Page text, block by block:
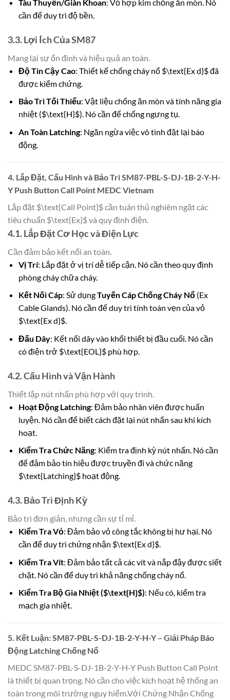
Tàu Thuyền/Giàn Khoan: Vỏ hợp kim chống ăn mòn. Nó
cần để duy trì độ bền.
3.3. Lợi Ích Của SM87
Mang lại sự ổn định và hiệu quả an toàn.
Độ Tin Cậy Cao: Thiết kế chống cháy nổ $\text{Ex d}$ đã
được kiểm chứng.
Bảo Trì Tối Thiểu: Vật liệu chống ăn mòn và tính năng gia
nhiệt ($\text{H}$). Nó cần để chống ngưng tụ.
An Toàn Latching: Ngăn ngừa việc vô tình đặt lại báo
động.
4. Lắp Đặt, Cấu Hình và Bảo Trì SM87-PBL-S-DJ-1B-2-Y-H-
Y Push Button Call Point MEDC Vietnam
Lắp đặt $\text{Call Point}$ cần tuân thủ nghiêm ngặt các
tiêu chuẩn $\text{Ex}$ và quy định điện.
4.1. Lắp Đặt Cơ Học và Điện Lực
Cần đảm bảo kết nối an toàn.
Vị Trí: Lắp đặt ở vị trí dễ tiếp cận. Nó cần theo quy định
phòng cháy chữa cháy.
Kết Nối Cáp: Sử dụngTuyến Cáp Chống Cháy Nổ(Ex
Cable Glands). Nó cần để duy trì tính toàn vẹn của vỏ
$\text{Ex d}$.
Đấu Dây: Kết nối dây vào khối thiết bị đầu cuối. Nó cần
có điện trở $\text{EOL}$ phù hợp.
4.2. Cấu Hình và Vận Hành
Thiết lập nút nhấn phù hợp với quy trình.
Hoạt Động Latching: Đảm bảo nhân viên được huấn
luyện. Nó cần để biết cách đặt lại nút nhấn sau khi kích
hoạt.
Kiểm Tra Chức Năng: Kiểm tra định kỳ nút nhấn. Nó cần
để đảm bảo tín hiệu được truyền đi và chức năng
$\text{Latching}$ hoạt động.
4.3. Bảo Trì Định Kỳ
Bảo trì đơn giản, nhưng cần sự tỉ mỉ.
Kiểm Tra Vỏ: Đảm bảo vỏ công tắc không bị hư hại. Nó
cần để duy trì chứng nhận $\text{Ex d}$.
Kiểm Tra Vít: Đảm bảo tất cả các vít và nắp đậy được siết
chặt. Nó cần để duy trì khả năng chống cháy nổ.
Kiểm Tra Bộ Gia Nhiệt ($\text{H}$): Nếu có, kiểm tra
mạch gia nhiệt.
5. Kết Luận: SM87-PBL-S-DJ-1B-2-Y-H-Y – Giải Pháp Báo
Động Latching Chống Nổ
MEDC SM87-PBL-S-DJ-1B-2-Y-H-Y Push Button Call Point
là thiết bị quan trọng. Nó cần cho việc kích hoạt hệ thống an
toàn trong môi trường nguy hiểm.Với Chứng Nhận Chống